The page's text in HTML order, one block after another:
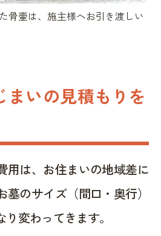
骨壷は、施主様へお引き渡しい
まいの見積もりを
用は、お住まいの地域差に
墓のサイズ（間口・奥行）
変わってきます。